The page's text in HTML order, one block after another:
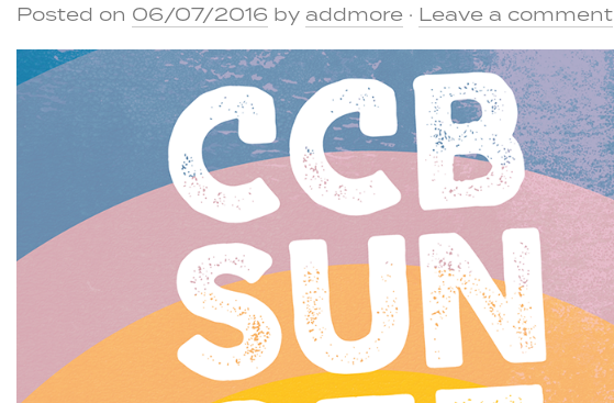
Posted on 06/07/2016 by addmore · Leave a comment